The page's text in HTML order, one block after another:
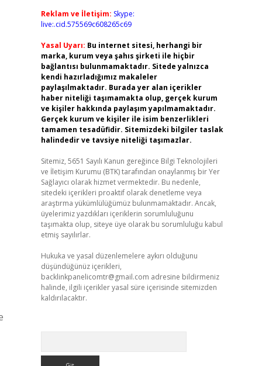
Reklam ve İletişim: Skype:
live:.cid.575569c608265c69
Yasal Uyarı: Bu internet sitesi, herhangi bir
marka, kurum veya şahıs şirketi ile hiçbir
bağlantısı bulunmamaktadır. Sitede yalnızca
kendi hazırladığımız makaleler
paylaşılmaktadır. Burada yer alan içerikler
haber niteliği taşımamakta olup, gerçek kurum
ve kişiler hakkında paylaşım yapılmamaktadır.
Gerçek kurum ve kişiler ile isim benzerlikleri
tamamen tesadüfidir. Sitemizdeki bilgiler taslak
halindedir ve tavsiye niteliği taşımazlar.
Sitemiz, 5651 Sayılı Kanun gereğince Bilgi Teknolojileri
ve İletişim Kurumu (BTK) tarafından onaylanmış bir Yer
Sağlayıcı olarak hizmet vermektedir. Bu nedenle,
sitedeki içerikleri proaktif olarak denetleme veya
araştırma yükümlülüğümüz bulunmamaktadır. Ancak,
üyelerimiz yazdıkları içeriklerin sorumluluğunu
taşımakta olup, siteye üye olarak bu sorumluluğu kabul
etmiş sayılırlar.
Hukuka ve yasal düzenlemelere aykırı olduğunu
düşündüğünüz içerikleri,
backlinkpanelicomtr@gmail.com adresine bildirmeniz
halinde, ilgili içerikler yasal süre içerisinde sitemizden
kaldırılacaktır.